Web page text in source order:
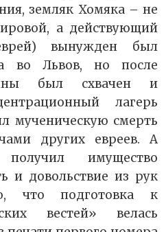
земляк Хомяка – не
а действующий
вынужден был
во Львов, но после
был схвачен и
лагерь
мученическую смерть
других евреев. А
имущество
и довольствие из рук
что подготовка к
вестей» велась